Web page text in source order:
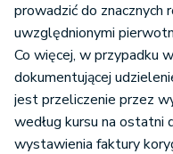
prowadzić do znacznych
uwzględnionymi
Co więcej, w przypadku
dokumentującej
jest przeliczenie przez
według kursu na ostatni
wystawienia faktury